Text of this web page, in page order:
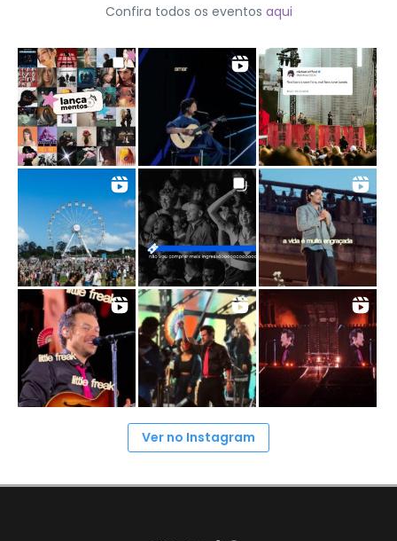
Confira todos os eventos aqui
Ver no Instagram